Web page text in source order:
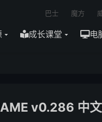
成长课堂 电
巴士 魔方
v0.286 中